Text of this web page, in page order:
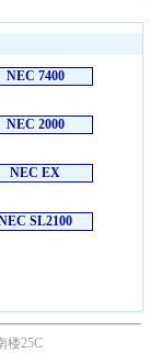
NEC 7400
NEC 2000
NEC EX
SL2100
楼25C